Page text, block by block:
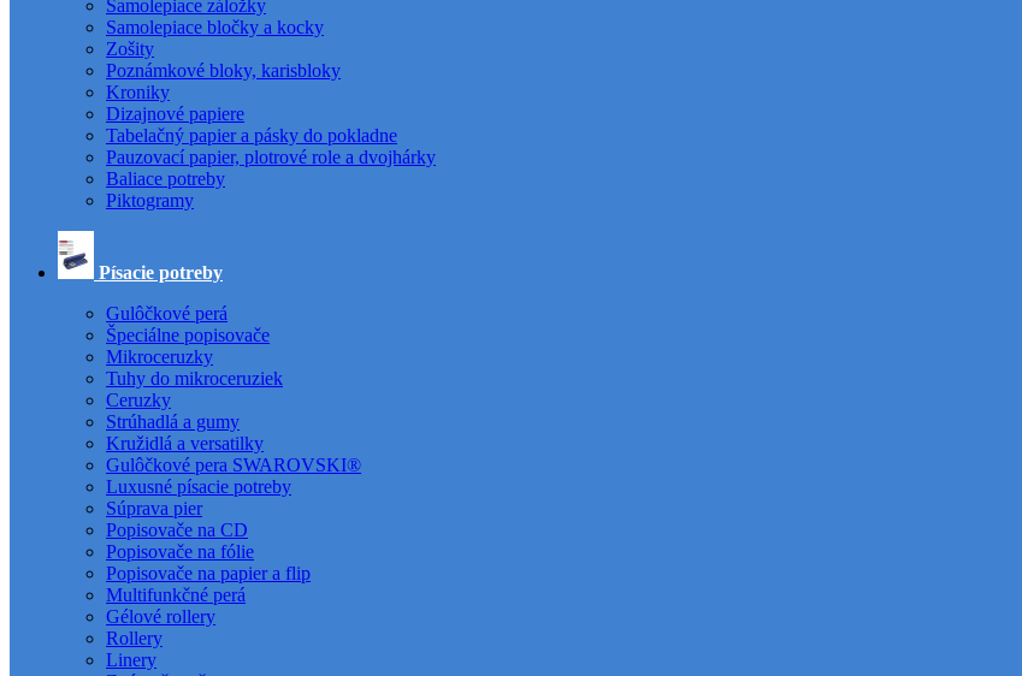
Samolepiace záložky
Samolepiace bločky a kocky
Zošity
Poznámkové bloky, karisbloky
Kroniky
Dizajnové papiere
Tabelačný papier a pásky do pokladne
Pauzovací papier, plotrové role a dvojhárky
Baliace potreby
Piktogramy
Písacie potreby
Gulôčkové perá
Špeciálne popisovače
Mikroceruzky
Tuhy do mikroceruziek
Ceruzky
Strúhadlá a gumy
Kružidlá a versatilky
Gulôčkové pera SWAROVSKI®
Luxusné písacie potreby
Súprava pier
Popisovače na CD
Popisovače na fólie
Popisovače na papier a flip
Multifunkčné perá
Gélové rollery
Rollery
Linery